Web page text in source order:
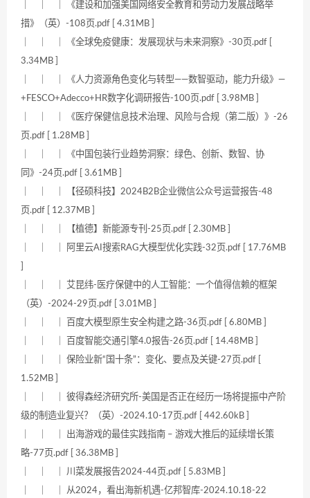
｜ ｜ ｜ 《建设和加强美国网络安全教育和劳动力发展战略举
措》（英）-108页.pdf [ 4.31MB ]
｜ ｜ ｜ 《全球免疫健康：发展现状与未来洞察》-30页.pdf [
3.34MB ]
｜ ｜ ｜ 《人力资源角色变化与转型——数智驱动，能力升级》—
+FESCO+Adecco+HR数字化调研报告-100页.pdf [ 3.98MB ]
｜ ｜ ｜ 《医疗保健信息技术治理、风险与合规（第二版）》-26
页.pdf [ 1.28MB ]
｜ ｜ ｜ 《中国包装行业趋势洞察：绿色、创新、数智、协
同》-24页.pdf [ 3.61MB ]
｜ ｜ ｜ 【径硕科技】2024B2B企业微信公众号运营报告-48
页.pdf [ 12.37MB ]
｜ ｜ ｜ 【植德】新能源专刊-25页.pdf [ 2.30MB ]
｜ ｜ ｜ 阿里云AI搜索RAG大模型优化实践-32页.pdf [ 17.76MB
｜ ｜ ｜ 艾昆纬-医疗保健中的人工智能：一个值得信赖的框架
（英）-2024-29页.pdf [ 3.01MB ]
｜ ｜ ｜ 百度大模型原生安全构建之路-36页.pdf [ 6.80MB ]
｜ ｜ ｜ 百度智能交通引擎4.0报告-26页.pdf [ 14.48MB ]
｜ ｜ ｜ 保险业新“国十条”：变化、要点及关键-27页.pdf [
1.52MB ]
｜ ｜ ｜ 彼得森经济研究所-美国是否正在经历一场将提振中产阶
级的制造业复兴？（英）-2024.10-17页.pdf [ 442.60kB ]
｜ ｜ ｜ 出海游戏的最佳实践指南 – 游戏大推后的延续增长策
略-77页.pdf [ 36.38MB ]
｜ ｜ ｜ 川菜发展报告2024-44页.pdf [ 5.83MB ]
｜ ｜ ｜ 从2024，看出海新机遇-亿邦智库-2024.10.18-22